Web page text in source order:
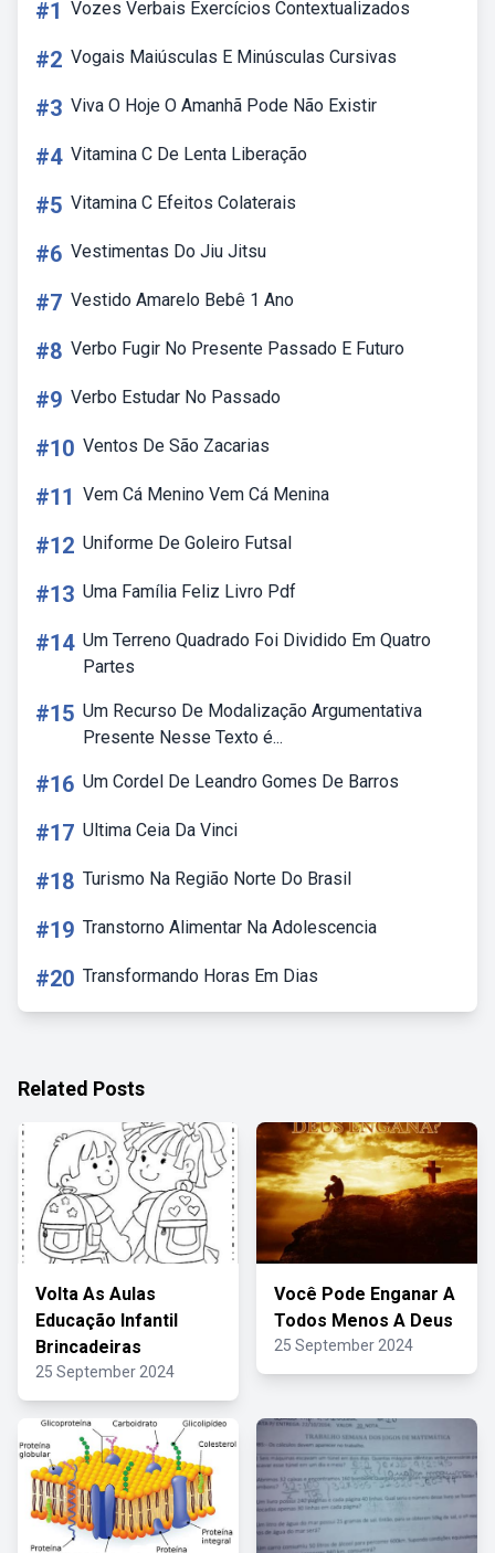
#1 Vozes Verbais Exercícios Contextualizados
#2 Vogais Maiúsculas E Minúsculas Cursivas
#3 Viva O Hoje O Amanhã Pode Não Existir
#4 Vitamina C De Lenta Liberação
#5 Vitamina C Efeitos Colaterais
#6 Vestimentas Do Jiu Jitsu
#7 Vestido Amarelo Bebê 1 Ano
#8 Verbo Fugir No Presente Passado E Futuro
#9 Verbo Estudar No Passado
#10 Ventos De São Zacarias
#11 Vem Cá Menino Vem Cá Menina
#12 Uniforme De Goleiro Futsal
#13 Uma Família Feliz Livro Pdf
#14 Um Terreno Quadrado Foi Dividido Em Quatro
Partes
#15 Um Recurso De Modalização Argumentativa
Presente Nesse Texto é...
#16 Um Cordel De Leandro Gomes De Barros
#17 Ultima Ceia Da Vinci
#18 Turismo Na Região Norte Do Brasil
#19 Transtorno Alimentar Na Adolescencia
#20 Transformando Horas Em Dias
Related Posts
Volta As Aulas
Educação Infantil
Brincadeiras
25 September 2024
Você Pode Enganar A
Todos Menos A Deus
25 September 2024